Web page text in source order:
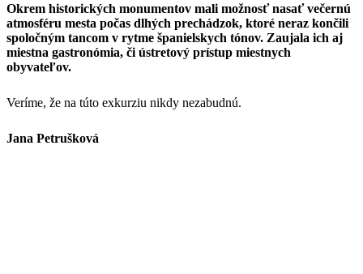
Okrem historických monumentov mali možnosť nasať večernú
atmosféru mesta počas dlhých prechádzok, ktoré neraz končili
spoločným tancom v rytme španielskych tónov. Zaujala ich aj
miestna gastronómia, či ústretový prístup miestnych
obyvateľov.
Veríme, že na túto exkurziu nikdy nezabudnú.
Jana Petrušková